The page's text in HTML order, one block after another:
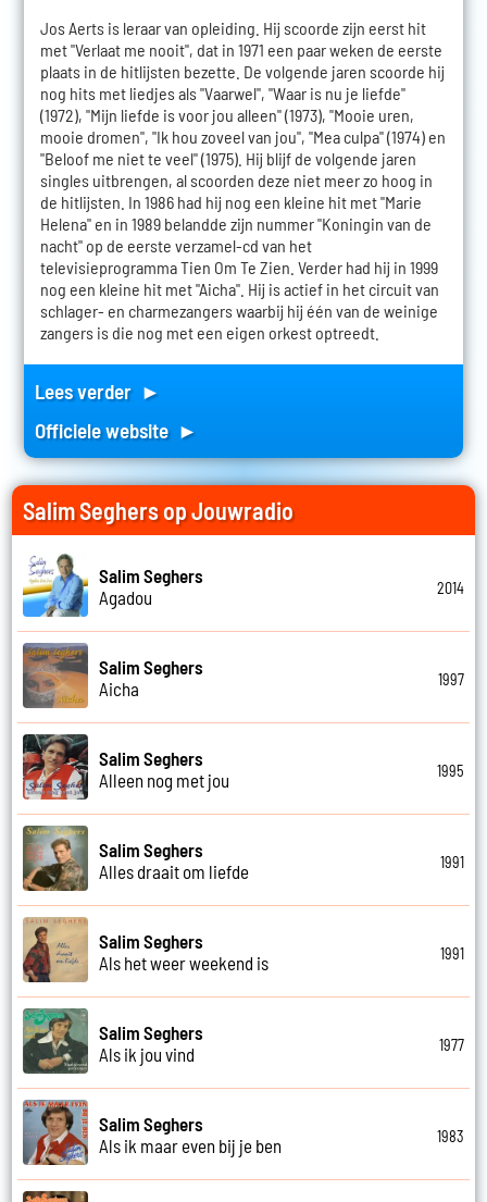
Jos Aerts is leraar van opleiding. Hij scoorde zijn eerst hit
met "Verlaat me nooit", dat in 1971 een paar weken de eerste
plaats in de hitlijsten bezette. De volgende jaren scoorde hij
nog hits met liedjes als "Vaarwel", "Waar is nu je liefde"
(1972), "Mijn liefde is voor jou alleen" (1973), "Mooie uren,
mooie dromen", "Ik hou zoveel van jou", "Mea culpa" (1974) en
"Beloof me niet te veel" (1975). Hij blijf de volgende jaren
singles uitbrengen, al scoorden deze niet meer zo hoog in
de hitlijsten. In 1986 had hij nog een kleine hit met "Marie
Helena" en in 1989 belandde zijn nummer "Koningin van de
nacht" op de eerste verzamel-cd van het
televisieprogramma Tien Om Te Zien. Verder had hij in 1999
nog een kleine hit met "Aicha". Hij is actief in het circuit van
schlager- en charmezangers waarbij hij één van de weinige
zangers is die nog met een eigen orkest optreedt.
Lees verder ►
Officiele website ►
Salim Seghers op Jouwradio
Salim Seghers
Agadou
2014
Salim Seghers
Aicha
1997
Salim Seghers
Alleen nog met jou
1995
Salim Seghers
Alles draait om liefde
1991
Salim Seghers
Als het weer weekend is
1991
Salim Seghers
Als ik jou vind
1977
Salim Seghers
Als ik maar even bij je ben
1983